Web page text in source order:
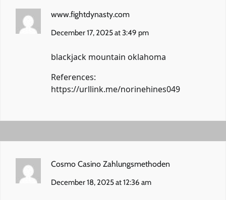
www.fightdynasty.com
December 17, 2025 at 3:49 pm
blackjack mountain oklahoma
References:
https://urllink.me/norinehines049
Cosmo Casino Zahlungsmethoden
December 18, 2025 at 12:36 am